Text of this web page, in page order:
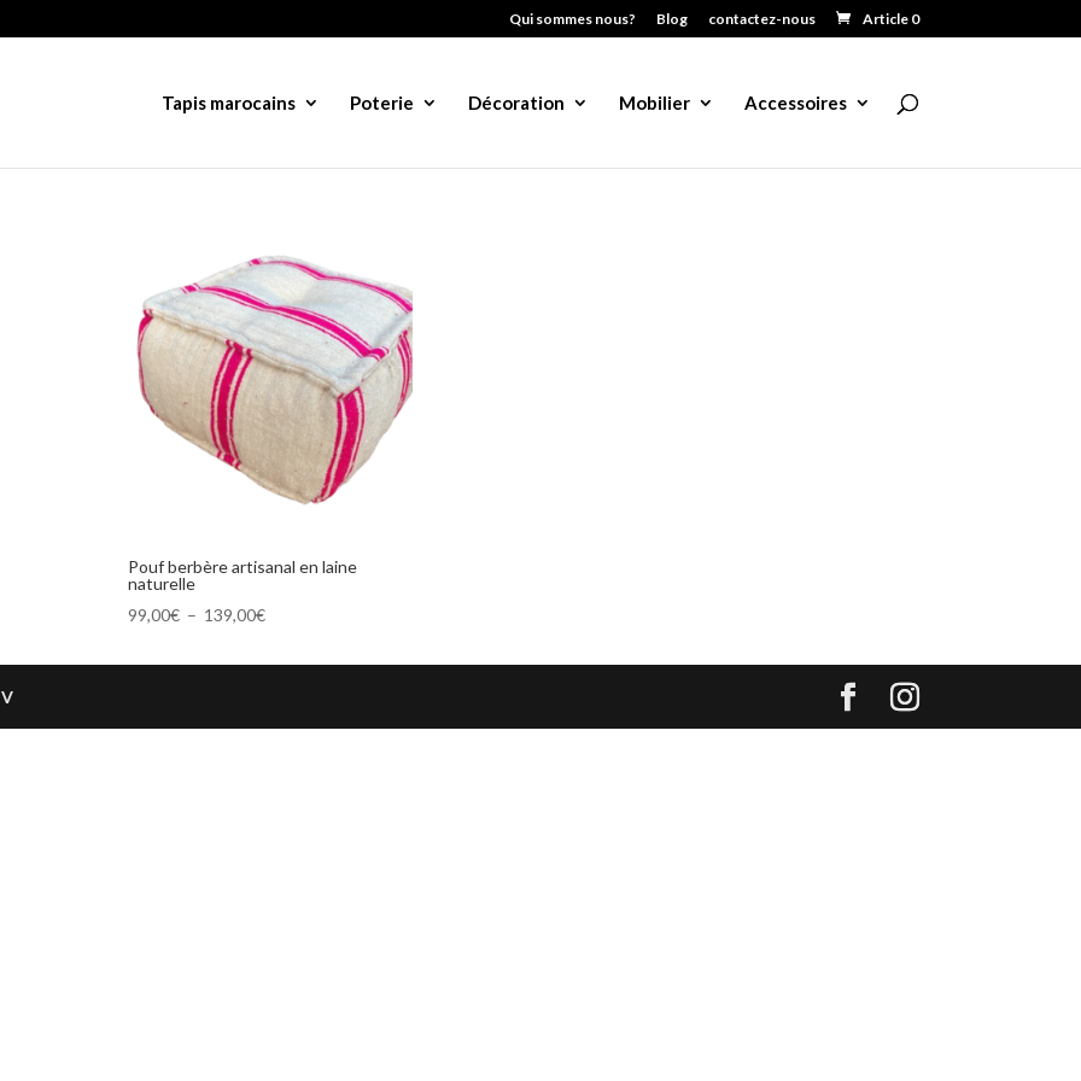
Qui sommes nous? Blog contactez-nous Article 0
Tapis marocains Poterie Décoration Mobilier Accessoires
Pouf berbère artisanal en laine
naturelle
99,00€ – 139,00€Plage
prix :
à